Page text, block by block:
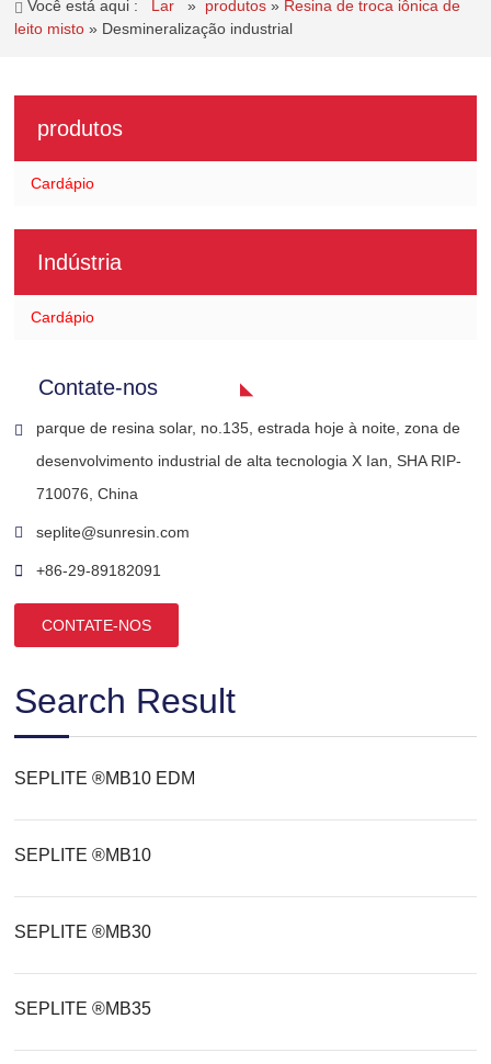
Você está aqui : Lar » produtos» Resina de troca iônica de
leito misto» Desmineralização industrial
produtos
Cardápio
Indústria
Cardápio
Contate-nos
parque de resina solar, no.135, estrada hoje à noite, zona de
desenvolvimento industrial de alta tecnologia X Ian, SHA RIP-
710076, China
seplite@sunresin.com
+86-29-89182091
CONTATE-NOS
Search Result
SEPLITE ®MB10 EDM
SEPLITE ®MB10
SEPLITE ®MB30
SEPLITE ®MB35